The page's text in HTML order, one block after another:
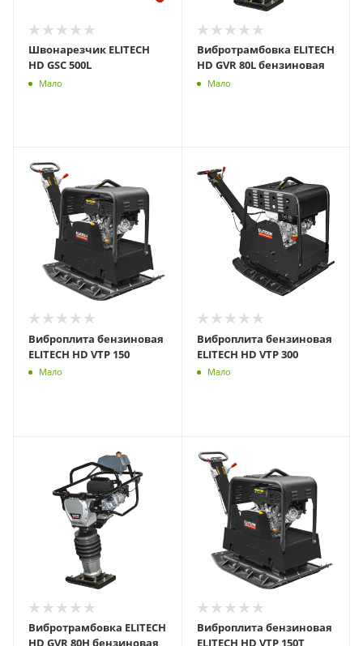
Швонарезчик ELITECH
HD GSC 500L
Мало
Вибротрамбовка ELITECH
HD GVR 80L бензиновая
Мало
Виброплита бензиновая
ELITECH HD VTP 150
Мало
Виброплита бензиновая
ELITECH HD VTP 300
Мало
Вибротрамбовка ELITECH
HD GVR 80H бензиновая
Виброплита бензиновая
ELITECH HD VTP 150T